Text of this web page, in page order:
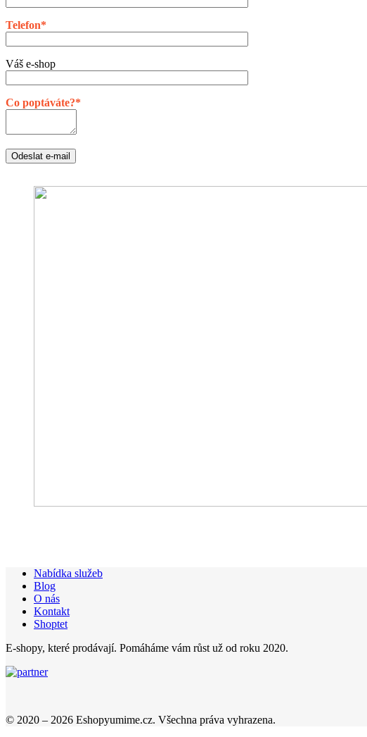
Telefon*
Váš e-shop
Co poptáváte?*
Nabídka služeb
Blog
O nás
Kontakt
Shoptet
E-shopy, které prodávají. Pomáháme vám růst už od roku 2020.
© 2020 – 2026 Eshopyumime.cz. Všechna práva vyhrazena.